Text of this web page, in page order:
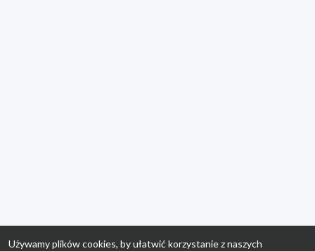
Używamy plików cookies, by ułatwić korzystanie z naszych